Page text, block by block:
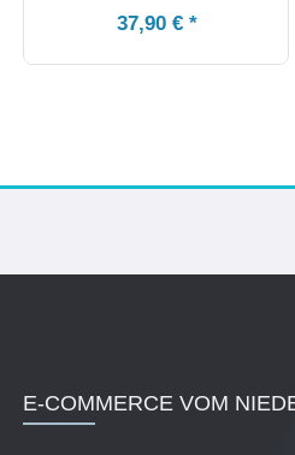
37,90 € *
E-COMMERCE VOM